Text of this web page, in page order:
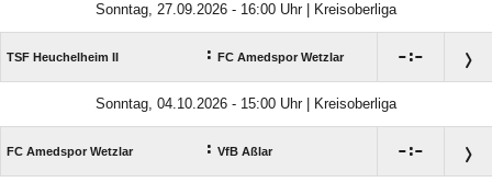
Sonntag, 27.09.2026 - 16:00 Uhr | Kreisoberliga
TSF Heuchelheim II : FC Amedspor Wetzlar :
Sonntag, 04.10.2026 - 15:00 Uhr | Kreisoberliga
FC Amedspor Wetzlar : VfB Aßlar :